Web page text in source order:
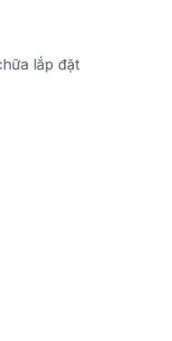
lắp đặt